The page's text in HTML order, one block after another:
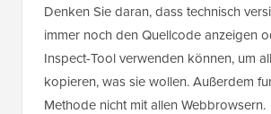
Denken Sie daran, dass technisch
immer noch den Quellcode anzeigen
Inspect-Tool verwenden können, um
kopieren, was sie wollen. Außerdem
Methode nicht mit allen Webbrowsern.